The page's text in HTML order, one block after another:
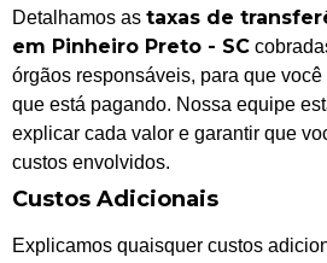
Detalhamos as taxas de
em Pinheiro Preto - SC
órgãos responsáveis, para que
que está pagando. Nossa equipe
explicar cada valor e garantir que
custos envolvidos.
Custos Adicionais
Explicamos quaisquer custos